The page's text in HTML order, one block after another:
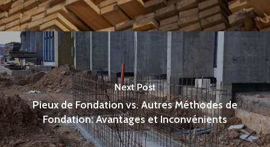
Next Post
Pieux de Fondation vs. Autres Méthodes de
Fondation: Avantages et Inconvénients